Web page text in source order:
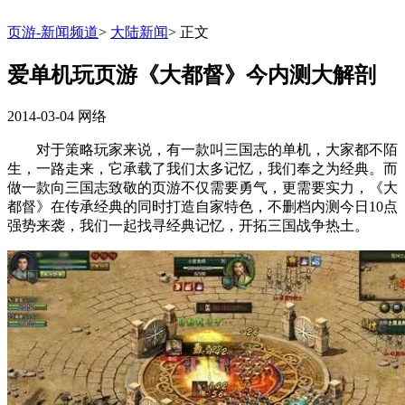
页游-新闻频道> 大陆新闻> 正文
爱单机玩页游《大都督》今内测大解剖
2014-03-04 网络
对于策略玩家来说，有一款叫三国志的单机，大家都不陌
生，一路走来，它承载了我们太多记忆，我们奉之为经典。而
做一款向三国志致敬的页游不仅需要勇气，更需要实力，《大
都督》在传承经典的同时打造自家特色，不删档内测今日10点
强势来袭，我们一起找寻经典记忆，开拓三国战争热土。